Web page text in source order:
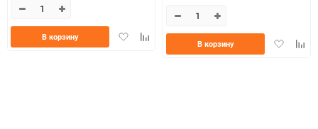
ДобавитьДобавить
В корзину
Добавить
В корзину